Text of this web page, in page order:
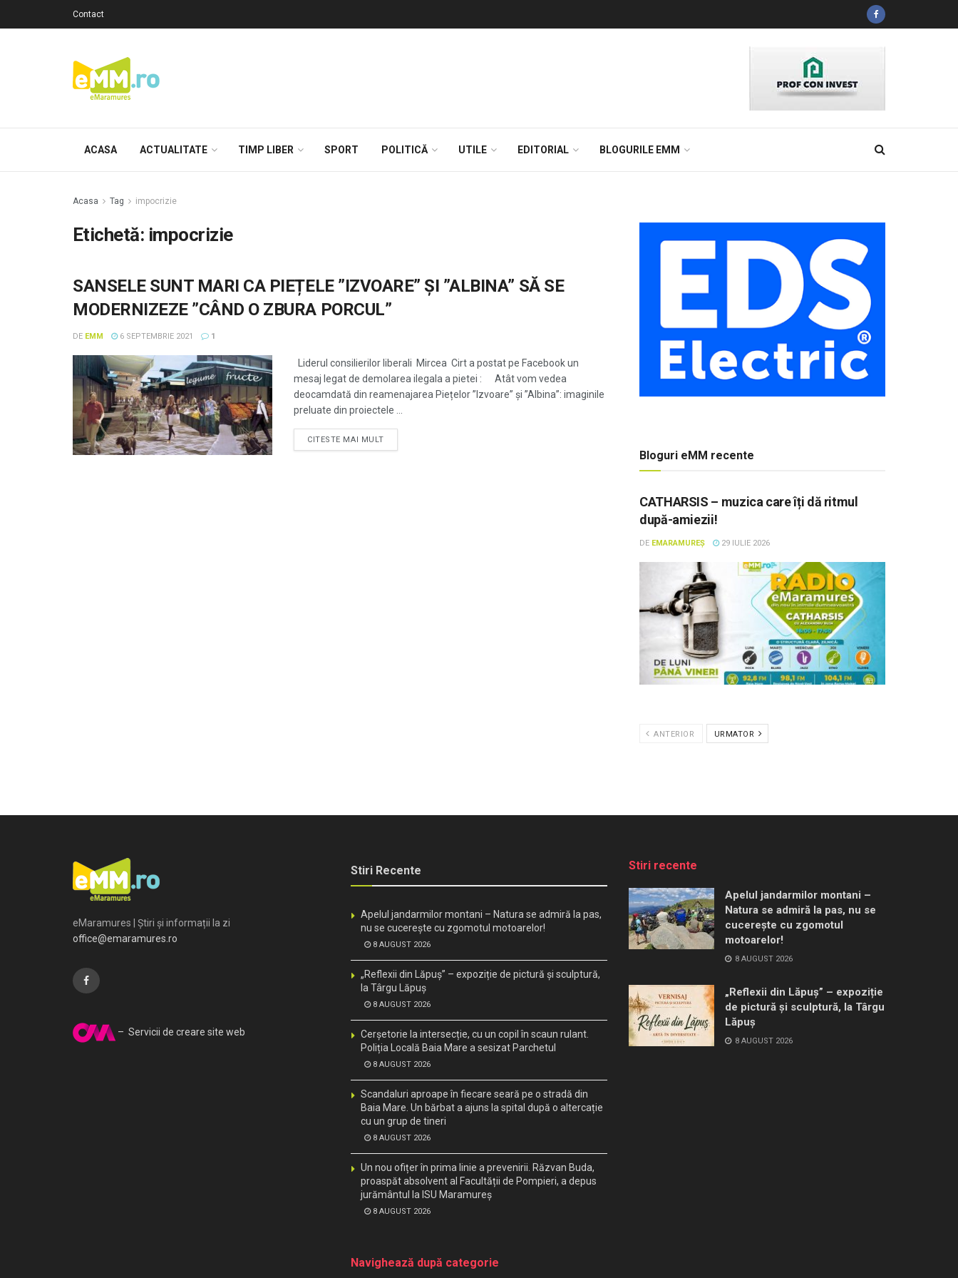
Contact
ACASA ACTUALITATE TIMP LIBER SPORT POLITICĂ UTILE EDITORIAL BLOGURILE EMM
Acasa Tag impocrizie
Etichetă: impocrizie
SANSELE SUNT MARI CA PIEȚELE ”IZVOARE” ȘI ”ALBINA” SĂ SE
MODERNIZEZE ”CÂND O ZBURA PORCUL”
DE EMM 6 SEPTEMBRIE 2021 1
Liderul consilierilor liberali Mircea Cirt a postat pe Facebook un
mesaj legat de demolarea ilegala a pietei : Atât vom vedea
deocamdată din reamenajarea Piețelor ”Izvoare” și ”Albina”: imaginile
preluate din proiectele ...
CITESTE MAI MULT
Bloguri eMM recente
CATHARSIS – muzica care îți dă ritmul
după-amiezii!
DE EMARAMUREȘ 29 IULIE 2026
ANTERIOR URMATOR
eMaramures | Știri și informații la zi
office@emaramures.ro
– Servicii de creare site web
Stiri Recente
Apelul jandarmilor montani – Natura se admiră la pas,
nu se cucerește cu zgomotul motoarelor!
8 AUGUST 2026
„Reflexii din Lăpuș” – expoziție de pictură și sculptură,
la Târgu Lăpuș
8 AUGUST 2026
Cerșetorie la intersecție, cu un copil în scaun rulant.
Poliția Locală Baia Mare a sesizat Parchetul
8 AUGUST 2026
Scandaluri aproape în fiecare seară pe o stradă din
Baia Mare. Un bărbat a ajuns la spital după o altercație
cu un grup de tineri
8 AUGUST 2026
Un nou ofițer în prima linie a prevenirii. Răzvan Buda,
proaspăt absolvent al Facultății de Pompieri, a depus
jurământul la ISU Maramureș
8 AUGUST 2026
Navighează după categorie
Stiri recente
Apelul jandarmilor montani –
Natura se admiră la pas, nu se
cucerește cu zgomotul
motoarelor!
8 AUGUST 2026
„Reflexii din Lăpuș” – expoziție
de pictură și sculptură, la Târgu
Lăpuș
8 AUGUST 2026